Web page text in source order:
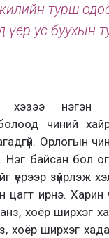
турш
үер ус буухын
хэзээ нэгэн
чиний
Орлогын
Нэг байсан бол
үерээр зүйрлэж
цагт ирнэ.
хоёр ширхэг
хоёр ширхэг